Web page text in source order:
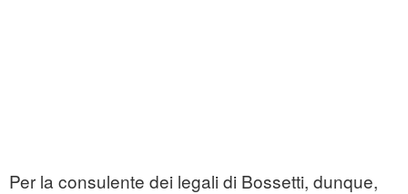
Per la consulente dei legali di Bossetti, dunque,